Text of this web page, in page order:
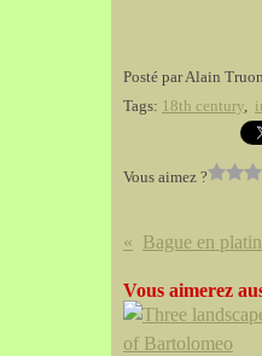
Posté par Alain
Tags: 18th century,
Vous aimez ?
Vous aimerez